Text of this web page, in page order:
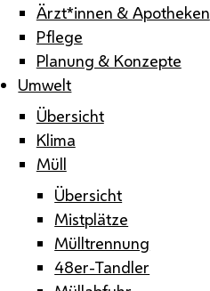
Ärzt*innen & Apotheken
Pflege
Planung & Konzepte
Umwelt
Übersicht
Klima
Müll
Übersicht
Mistplätze
Mülltrennung
48er-Tandler